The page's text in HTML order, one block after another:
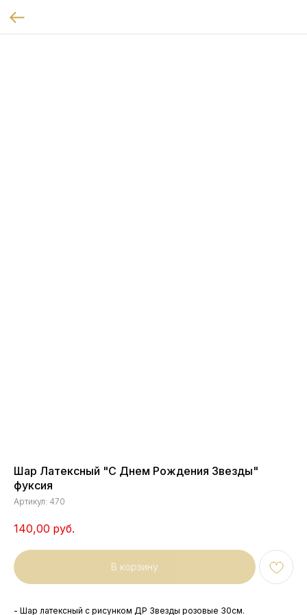
Шар Латексный "С Днем Рождения Звезды"
фуксия
Артикул: 470
140,00 руб.
В корзину
- Шар латексный с рисунком ДР Звезды розовые 30см.